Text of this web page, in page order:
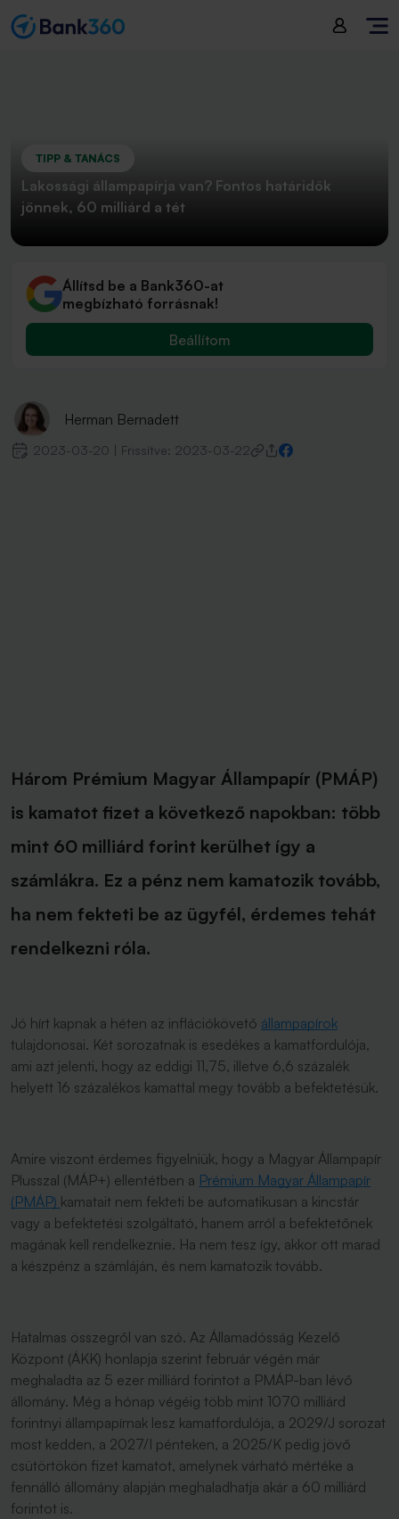
TIPP & TANÁCS
Lakossági állampapírja van? Fontos határidők
jönnek, 60 milliárd a tét
Állítsd be a Bank360-at
megbízható forrásnak!
Beállítom
Herman Bernadett
2023-03-20 Frissítve: 2023-03-22
Három Prémium Magyar Állampapír (PMÁP)
is kamatot fizet a következő napokban: több
mint 60 milliárd forint kerülhet így a
számlákra. Ez a pénz nem kamatozik tovább,
ha nem fekteti be az ügyfél, érdemes tehát
rendelkezni róla.
Jó hírt kapnak a héten az inflációkövető állampapírok
tulajdonosai. Két sorozatnak is esedékes a kamatfordulója,
ami azt jelenti, hogy az eddigi 11,75, illetve 6,6 százalék
helyett 16 százalékos kamattal megy tovább a befektetésük.
Amire viszont érdemes figyelniük, hogy a Magyar Állampapír
Plusszal (MÁP+) ellentétben a Prémium Magyar Állampapír
(PMÁP) kamatait nem fekteti be automatikusan a kincstár
vagy a befektetési szolgáltató, hanem arról a befektetőnek
magának kell rendelkeznie. Ha nem tesz így, akkor ott marad
a készpénz a számláján, és nem kamatozik tovább.
Hatalmas összegről van szó. Az Államadósság Kezelő
Központ (ÁKK) honlapja szerint február végén már
meghaladta az 5 ezer milliárd forintot a PMÁP-ban lévő
állomány. Még a hónap végéig több mint 1070 milliárd
forintnyi állampapírnak lesz kamatfordulója, a 2029/J sorozat
most kedden, a 2027/I pénteken, a 2025/K pedig jövő
csütörtökön fizet kamatot, amelynek várható mértéke a
fennálló állomány alapján meghaladhatja akár a 60 milliárd
forintot is.